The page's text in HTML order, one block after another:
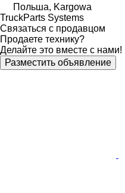
Польша, Kargowa
TruckParts Systems
Связаться с продавцом
Продаете технику?
Делайте это вместе с нами!
Разместить объявление